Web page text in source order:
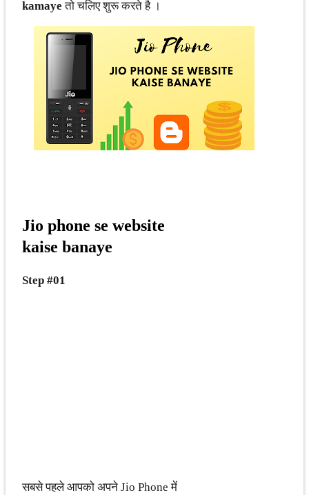
kamaye तो चलिए शुरू करते है ।
Jio phone se website
kaise banaye
Step #01
सबसे पहले आपको अपने Jio Phone में